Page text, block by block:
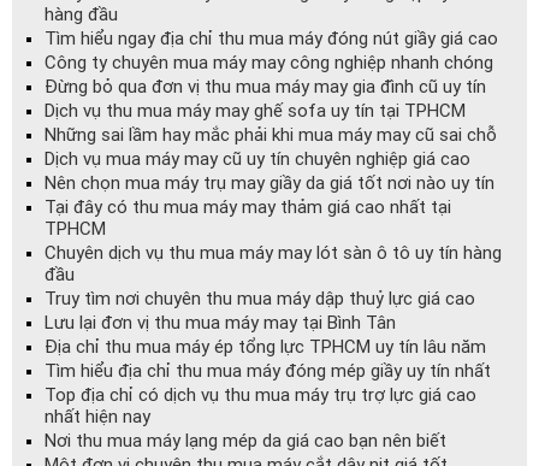
hàng đầu
Tìm hiểu ngay địa chỉ thu mua máy đóng nút giầy giá cao
Công ty chuyên mua máy may công nghiệp nhanh chóng
Đừng bỏ qua đơn vị thu mua máy may gia đình cũ uy tín
Dịch vụ thu mua máy may ghế sofa uy tín tại TPHCM
Những sai lầm hay mắc phải khi mua máy may cũ sai chỗ
Dịch vụ mua máy may cũ uy tín chuyên nghiệp giá cao
Nên chọn mua máy trụ may giầy da giá tốt nơi nào uy tín
Tại đây có thu mua máy may thảm giá cao nhất tại
TPHCM
Chuyên dịch vụ thu mua máy may lót sàn ô tô uy tín hàng
đầu
Truy tìm nơi chuyên thu mua máy dập thuỷ lực giá cao
Lưu lại đơn vị thu mua máy may tại Bình Tân
Địa chỉ thu mua máy ép tổng lực TPHCM uy tín lâu năm
Tìm hiểu địa chỉ thu mua máy đóng mép giầy uy tín nhất
Top địa chỉ có dịch vụ thu mua máy trụ trợ lực giá cao
nhất hiện nay
Nơi thu mua máy lạng mép da giá cao bạn nên biết